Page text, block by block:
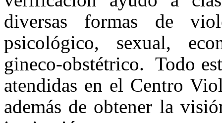
diversas formas de
psicológico, sexual,
gineco-obstétrico. Todo
atendidas en el Centro
además de obtener la